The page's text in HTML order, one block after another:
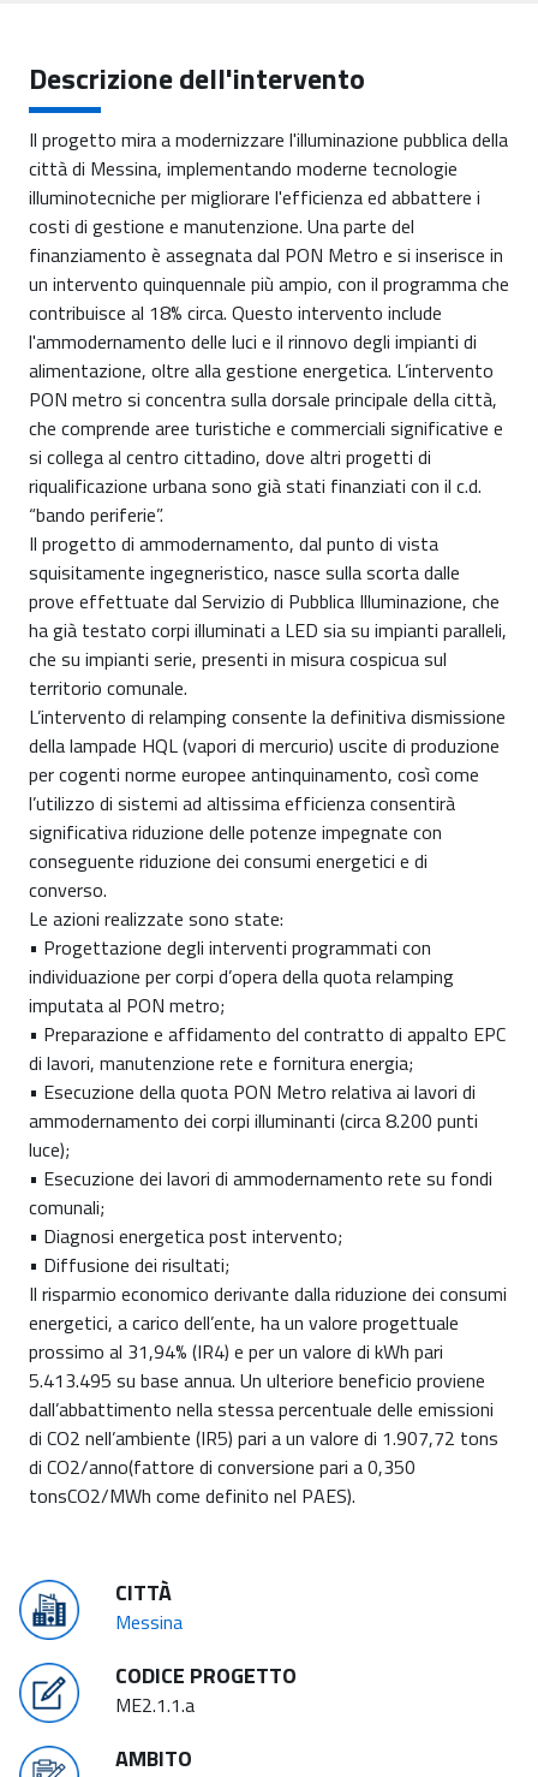
Descrizione dell'intervento
Il progetto mira a modernizzare l'illuminazione pubblica della
città di Messina, implementando moderne tecnologie
illuminotecniche per migliorare l'efficienza ed abbattere i
costi di gestione e manutenzione. Una parte del
finanziamento è assegnata dal PON Metro e si inserisce in
un intervento quinquennale più ampio, con il programma che
contribuisce al 18% circa. Questo intervento include
l'ammodernamento delle luci e il rinnovo degli impianti di
alimentazione, oltre alla gestione energetica. L’intervento
PON metro si concentra sulla dorsale principale della città,
che comprende aree turistiche e commerciali significative e
si collega al centro cittadino, dove altri progetti di
riqualificazione urbana sono già stati finanziati con il c.d.
“bando periferie”.
Il progetto di ammodernamento, dal punto di vista
squisitamente ingegneristico, nasce sulla scorta dalle
prove effettuate dal Servizio di Pubblica Illuminazione, che
ha già testato corpi illuminati a LED sia su impianti paralleli,
che su impianti serie, presenti in misura cospicua sul
territorio comunale.
L’intervento di relamping consente la definitiva dismissione
della lampade HQL (vapori di mercurio) uscite di produzione
per cogenti norme europee antinquinamento, così come
l’utilizzo di sistemi ad altissima efficienza consentirà
significativa riduzione delle potenze impegnate con
conseguente riduzione dei consumi energetici e di
converso.
Le azioni realizzate sono state:
• Progettazione degli interventi programmati con
individuazione per corpi d’opera della quota relamping
imputata al PON metro;
• Preparazione e affidamento del contratto di appalto EPC
di lavori, manutenzione rete e fornitura energia;
• Esecuzione della quota PON Metro relativa ai lavori di
ammodernamento dei corpi illuminanti (circa 8.200 punti
luce);
• Esecuzione dei lavori di ammodernamento rete su fondi
comunali;
• Diagnosi energetica post intervento;
• Diffusione dei risultati;
Il risparmio economico derivante dalla riduzione dei consumi
energetici, a carico dell’ente, ha un valore progettuale
prossimo al 31,94% (IR4) e per un valore di kWh pari
5.413.495 su base annua. Un ulteriore beneficio proviene
dall’abbattimento nella stessa percentuale delle emissioni
di CO2 nell’ambiente (IR5) pari a un valore di 1.907,72 tons
di CO2/anno(fattore di conversione pari a 0,350
tonsCO2/MWh come definito nel PAES).
CITTÀ
Messina
CODICE PROGETTO
ME2.1.1.a
AMBITO